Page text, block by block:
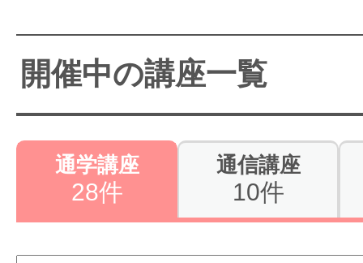
やりたいこ
グッドスク
掲載のお問
開催中の講座一覧
通学講座
28件
通信講座
10件